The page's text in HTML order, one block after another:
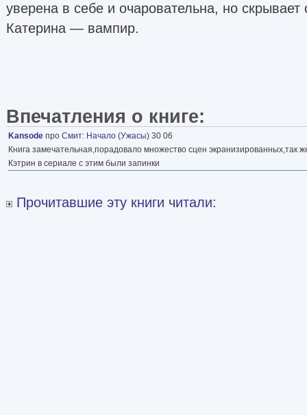
уверена в себе и очаровательна, но
Катерина — вампир.
Впечатления о книге:
Kansode про Смит: Начало (Ужасы) 30 06
Книга замечательная,порадовало множество сцен экранизированных,так
Кэтрин в сериале с этим были запинки
Прочитавшие эту книги читали: